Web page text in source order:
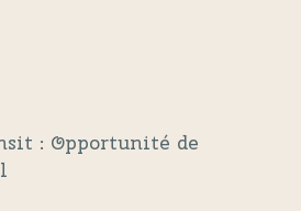
: Opportunité de